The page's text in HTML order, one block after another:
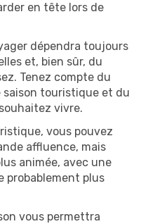
en tête lors de
dépendra toujours
et, bien sûr, du
Tenez compte du
saison touristique et du
vivre.
vous pouvez
affluence, mais
animée, avec une
plus
vous permettra